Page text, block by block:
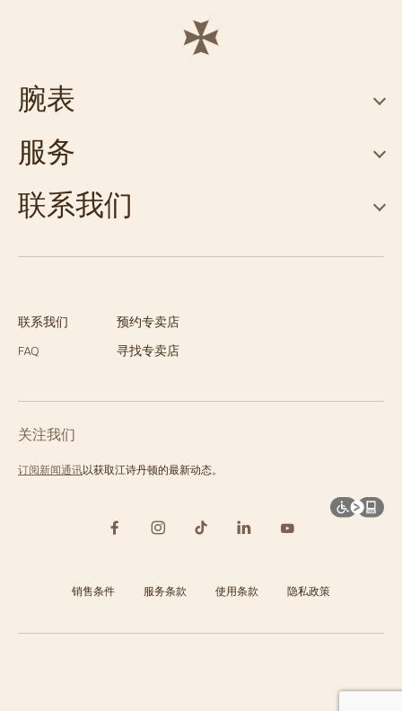
联系我们
预约专卖店
FAQ
寻找专卖店
关注我们
订阅新闻通讯以获取江诗丹顿的最新动态。
腕表
服务
联系我们
销售条件 服务条款 使用条款 隐私政策